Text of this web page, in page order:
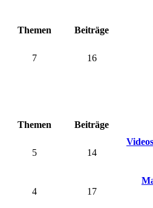
Themen Beiträge
7 16
Themen Beiträge
5 14
4 17